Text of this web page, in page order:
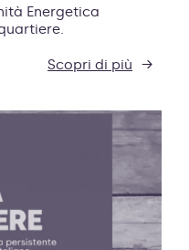
Energetica
Scopri di più